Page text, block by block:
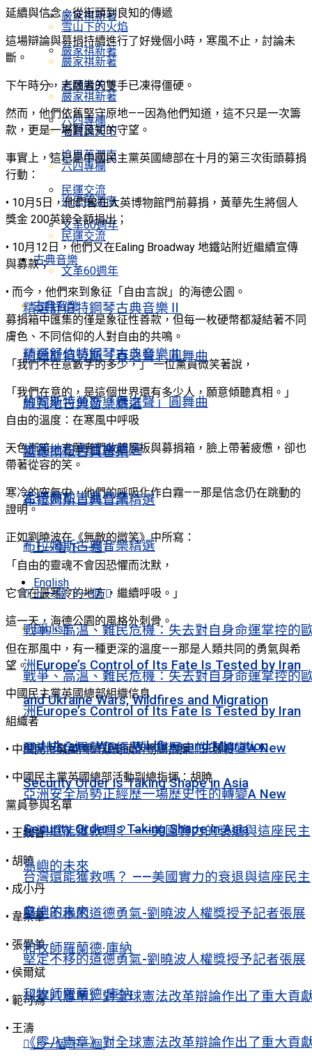
嚴家祺新著
嚴家祺新著
老魏論天下
六四專欄
追思萬潤南
民運交流
文革60週年
古典音樂
精選舒伯特鋼琴古典音樂Ⅱ
約翰斯特勞斯「春之聲」圓舞曲
維瓦地古典音樂精選
孟德爾松古典音樂
布拉姆斯古典音樂精選
上一個 下一個
English
戰爭、高溫、難民危機：失去對自身命運掌控的
洲Europe’s Control of Its Fate Is Tested by Iran
and Ukraine Wars, Wildfires and Migration
亞洲安全局勢正經歷一場歷史性的轉變A New
Security Order Is Taking Shape in Asia
台灣還能獲救嗎？ ——美國實力的衰退與這座民主
島嶼的未來
堅定不移的道德勇氣-劉曉波人權獎授予記者張展
和牧師羅蘭德·庫納
《零八憲章》對全球憲法改革辯論作出了重大貢
上一個 下一個
雪山下的火焰
嚴家祺新著
嚴家祺新著
老魏論天下
六四專欄
追思萬潤南
民運交流
文革60週年
古典音樂
精選舒伯特鋼琴古典音樂Ⅱ
約翰斯特勞斯「春之聲」圓舞曲
維瓦地古典音樂精選
孟德爾松古典音樂
布拉姆斯古典音樂精選
上一個 下一個
English
戰爭、高溫、難民危機：失去對自身命運掌控的
洲Europe’s Control of Its Fate Is Tested by Iran
and Ukraine Wars, Wildfires and Migration
亞洲安全局勢正經歷一場歷史性的轉變A New
Security Order Is Taking Shape in Asia
台灣還能獲救嗎？ ——美國實力的衰退與這座民主
島嶼的未來
堅定不移的道德勇氣-劉曉波人權獎授予記者張展
和牧師羅蘭德·庫納
《零八憲章》對全球憲法改革辯論作出了重大貢
延續與信念：從街頭到良知的傳遞
這場辯論與募捐持續進行了好幾個小時，寒風不止，討論未
斷。
下午時分，志願者的雙手已凍得僵硬。
然而，他們依舊堅守原地——因為他們知道，這不只是一次籌
款，更是一場對良知的守望。
事實上，這已是中國民主黨英國總部在十月的第三次街頭募捐
行動：
• 10月5日，他們曾在大英博物館門前募捐，黃華先生將個人
獎金 200英鎊全額捐出；
• 10月12日，他們又在Ealing Broadway 地鐵站附近繼續宣傳
與募款；
• 而今，他們來到象征「自由言說」的海德公園。
募捐箱中匯集的僅是象征性善款，但每一枚硬幣都凝結著不同
膚色、不同信仰的人對自由的共鳴。
「我們不在意數字的多少，」 一位黨員微笑著說，
「我們在意的，是這個世界還有多少人，願意傾聽真相。」
自由的溫度：在寒風中呼吸
天色漸暗，志願者們收起展板與募捐箱，臉上帶著疲憊，卻也
帶著從容的笑。
寒冷的空氣中，他們的呼吸化作白霧——那是信念仍在跳動的
證明。
正如劉曉波在《無敵的微笑》中所寫：
「自由的靈魂不會因恐懼而沈默，
它會在最寒冷的地方，繼續呼吸。」
這一天，海德公園的風格外刺骨。
但在那風中，有一種更深的溫度——那是人類共同的勇氣與希
望。
中國民主黨英國總部組織信息
組織者
• 中國民主黨英國總部街頭活動總指揮：王魏晉
• 中國民主黨英國總部活動副總指揮：胡曉
黨員參與名單
• 王魏晉
• 胡曉
• 成小丹
• 韋崇華
• 張學美
• 侯爾斌
• 範可為
• 王濤